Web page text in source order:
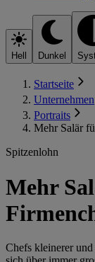
Hell Dunkel
Startseite
Unternehmen
Portraits
Mehr Salär
Spitzenlohn
Mehr
Chefs kleinerer